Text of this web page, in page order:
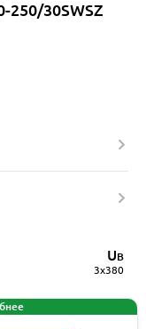
250/30SWSZ
UВ
3x380